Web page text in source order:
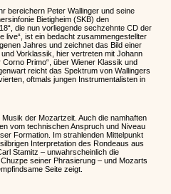
bereichern Peter Wallinger und seine
Bietigheim (SKB) den
die nun vorliegende sechzehnte CD der
live“, ist ein bedacht zusammengestellter
Jahres und zeichnet das Bild einer
Vorklassik, hier vertreten mit Johann
Primo“, über Wiener Klassik und
reicht das Spektrum von Wallingers
oftmals jungen Instrumentalisten in
der Mozartzeit. Auch die namhaften
vom technischen Anspruch und Niveau
Formation. Im strahlenden Mittelpunkt
Interpretation des Rondeaus aus
Stamitz – unwahrscheinlich die
seiner Phrasierung – und Mozarts
Seite zeigt.